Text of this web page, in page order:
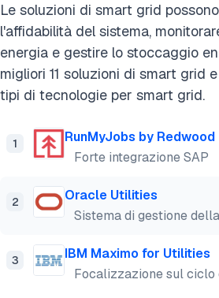
Le soluzioni di smart grid
l'affidabilità del sistema,
energia e gestire lo stoccaggio
migliori 11 soluzioni di smart grid
tipi di tecnologie per smart grid.
1
RunMyJobs by Redwood
Forte integrazione SAP
2
Oracle Utilities
Sistema di gestione
3
IBM Maximo for Utilities
Focalizzazione sul ciclo